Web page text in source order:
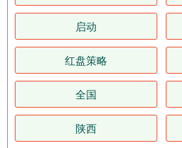
启动
红盘策略
全国
陕西